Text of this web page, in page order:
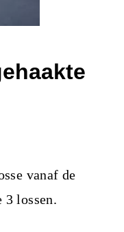
vanaf de
3 lossen.